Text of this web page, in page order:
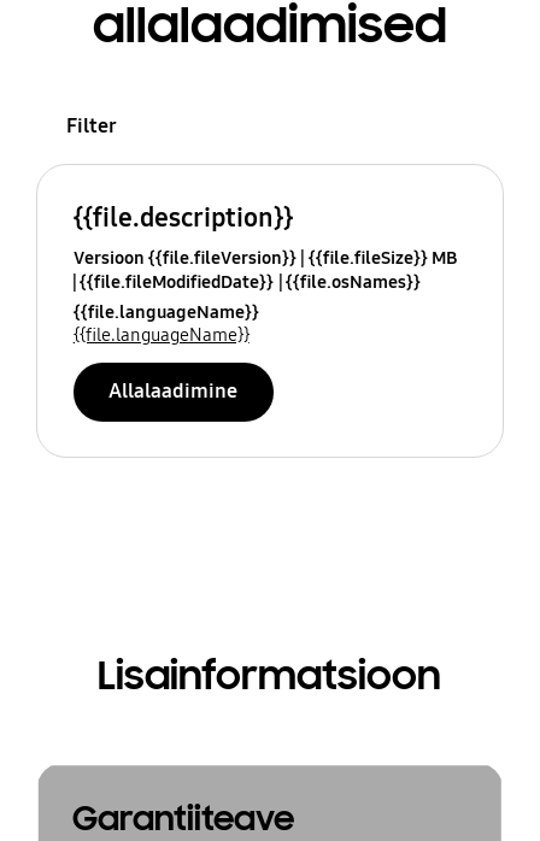
allalaadimised
Filter
{{file.description}}
Versioon {{file.fileVersion}} {{file.fileSize}} MB
{{file.fileModifiedDate}} {{file.osNames}}
{{file.languageName}}
{{file.languageName}}
Allalaadimine
Lisainformatsioon
Garantiiteave